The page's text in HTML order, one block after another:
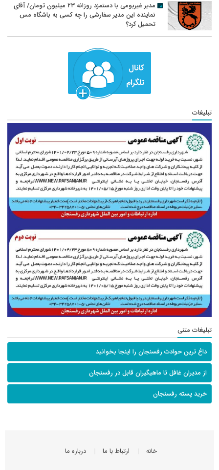
مدیر غیربومی با دستمزد روزانه ۲۳ میلیون تومان/ آقای
نماینده این مدیر سفارشی را چه کسی به باشگاه مس
تحمیل کرد؟
تبلیغات
تبلیغات متنی
داغ ترین حوادث رفسنجان را اینجا بخوانید
از مدیران غافل تا ماهیگیران قابل در رفسنجان
خرید پسته رفسنجان
خانه ارتباط با ما درباره ما